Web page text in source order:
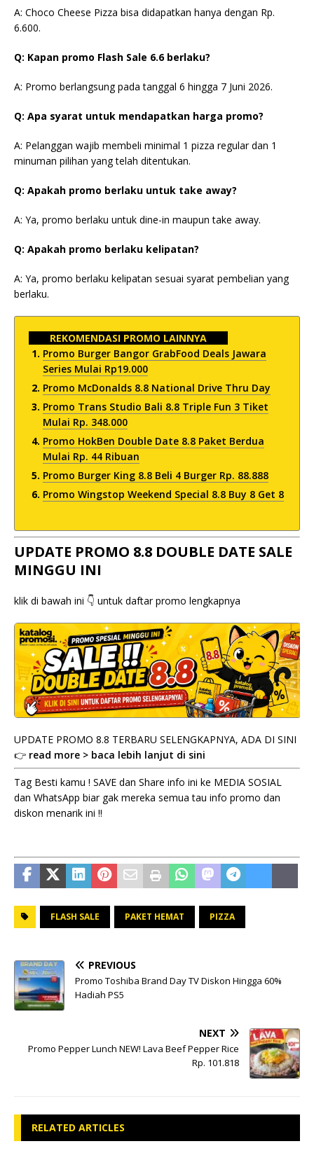
A: Choco Cheese Pizza bisa didapatkan hanya dengan Rp.
6.600.
Q: Kapan promo Flash Sale 6.6 berlaku?
A: Promo berlangsung pada tanggal 6 hingga 7 Juni 2026.
Q: Apa syarat untuk mendapatkan harga promo?
A: Pelanggan wajib membeli minimal 1 pizza regular dan 1
minuman pilihan yang telah ditentukan.
Q: Apakah promo berlaku untuk take away?
A: Ya, promo berlaku untuk dine-in maupun take away.
Q: Apakah promo berlaku kelipatan?
A: Ya, promo berlaku kelipatan sesuai syarat pembelian yang
berlaku.
REKOMENDASI PROMO LAINNYA
Promo Burger Bangor GrabFood Deals Jawara
Series Mulai Rp19.000
Promo McDonalds 8.8 National Drive Thru Day
Promo Trans Studio Bali 8.8 Triple Fun 3 Tiket
Mulai Rp. 348.000
Promo HokBen Double Date 8.8 Paket Berdua
Mulai Rp. 44 Ribuan
Promo Burger King 8.8 Beli 4 Burger Rp. 88.888
Promo Wingstop Weekend Special 8.8 Buy 8 Get 8
UPDATE PROMO 8.8 DOUBLE DATE SALE
MINGGU INI
klik di bawah ini 👇 untuk daftar promo lengkapnya
UPDATE PROMO 8.8 TERBARU SELENGKAPNYA, ADA DI SINI
👉 read more > baca lebih lanjut di sini
Tag Besti kamu ! SAVE dan Share info ini ke MEDIA SOSIAL
dan WhatsApp biar gak mereka semua tau info promo dan
diskon menarik ini !!
FLASH SALE PAKET HEMAT PIZZA
PREVIOUS
Promo Toshiba Brand Day TV Diskon Hingga 60%
Hadiah PS5
NEXT
Promo Pepper Lunch NEW! Lava Beef Pepper Rice
Rp. 101.818
RELATED ARTICLES